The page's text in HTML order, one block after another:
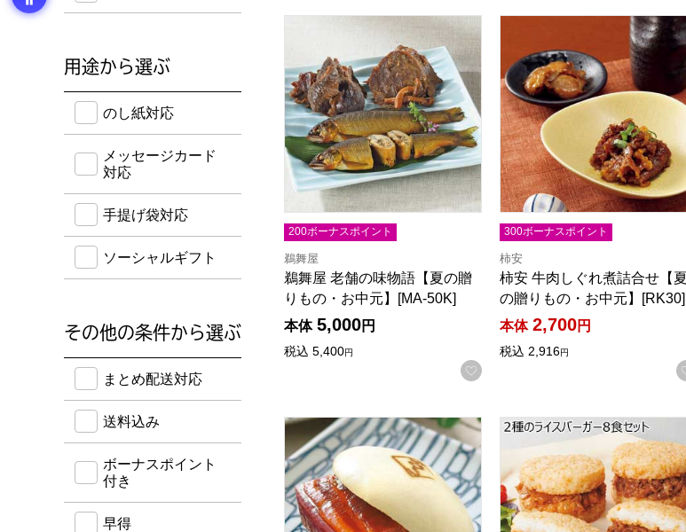
鵜舞屋 老舗の味物語【夏の贈りもの・お中元】[MA-50K]
200ボーナスポイント
鵜舞屋
鵜舞屋 老舗の味物語【夏の贈
りもの・お中元】[MA-50K]
本体 5,000円
税込 5,400円
お気に入りに登録する
柿安 牛肉しぐれ煮詰合せ【
300ボーナスポイント
柿安
柿安 牛肉しぐれ煮詰合せ【夏
の贈りもの・お中元】[RK30]
本体 2,700円
税込 2,916円
角煮家こじま 長崎 角煮まん8個入り【夏の贈りもの・お中元】
2種のライスバーガー8食セ
用途から選ぶ
のし紙・メッセージカード・手提げ袋に対応している商品から絞りこむことができます。
のし紙対応
メッセージカード
対応
手提げ袋対応
ソーシャルギフト
その他の条件から選ぶ
送料込み・ボーナスポイント付き・早得・期間限定商品から絞り込むことができます。
まとめ配送対応
送料込み
ボーナスポイント
付き
早得